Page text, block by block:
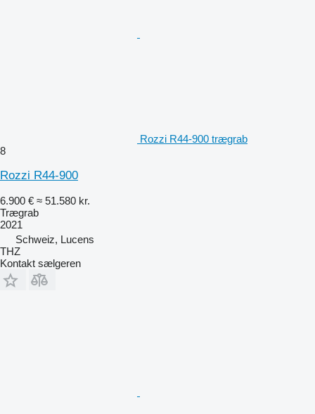
Rozzi R44-900 trægrab
8
Rozzi R44-900
6.900 € ≈ 51.580 kr.
Trægrab
2021
Schweiz, Lucens
THZ
Kontakt sælgeren